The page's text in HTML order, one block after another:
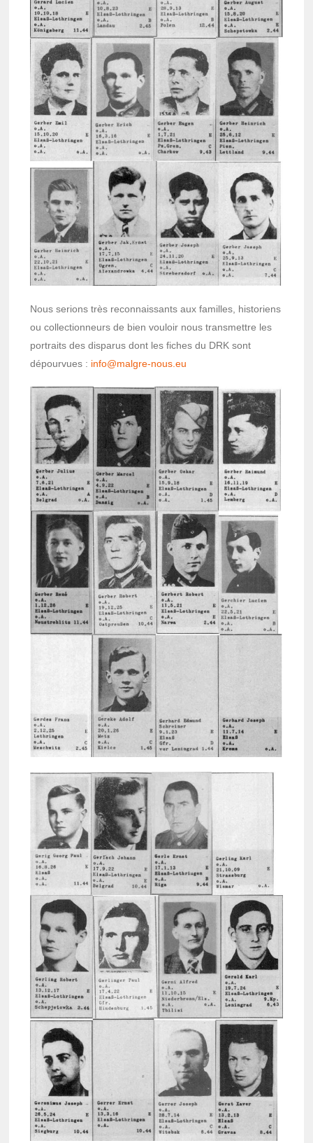
Nous serions très recon­nais­sants aux familles, histo­riens
ou collec­tion­neurs de bien vouloir nous trans­mettre les
portraits des dispa­rus dont les fiches du DRK sont
dépour­vues : info@­malgre-nous.eu